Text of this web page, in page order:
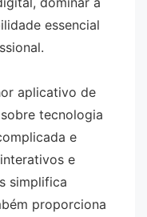
essencial
aplicativo de
tecnologia
e
e
simplifica
proporciona